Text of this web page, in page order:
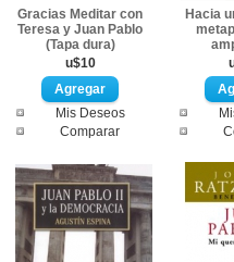
Gracias Meditar con
Teresa y Juan Pablo
(Tapa dura)
u$10
Mis Deseos
Comparar
Hacia